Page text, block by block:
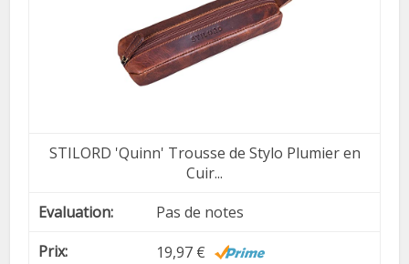
STILORD 'Quinn' Trousse de Stylo Plumier en
Cuir...
Pas de notes
19,97 €